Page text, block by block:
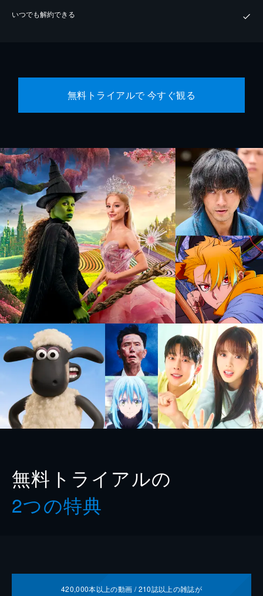
いつでも解約できる
無料トライアルで 今すぐ観る
無料トライアルの
2つの特典
420,000本以上の動画 /210誌以上の雑誌が